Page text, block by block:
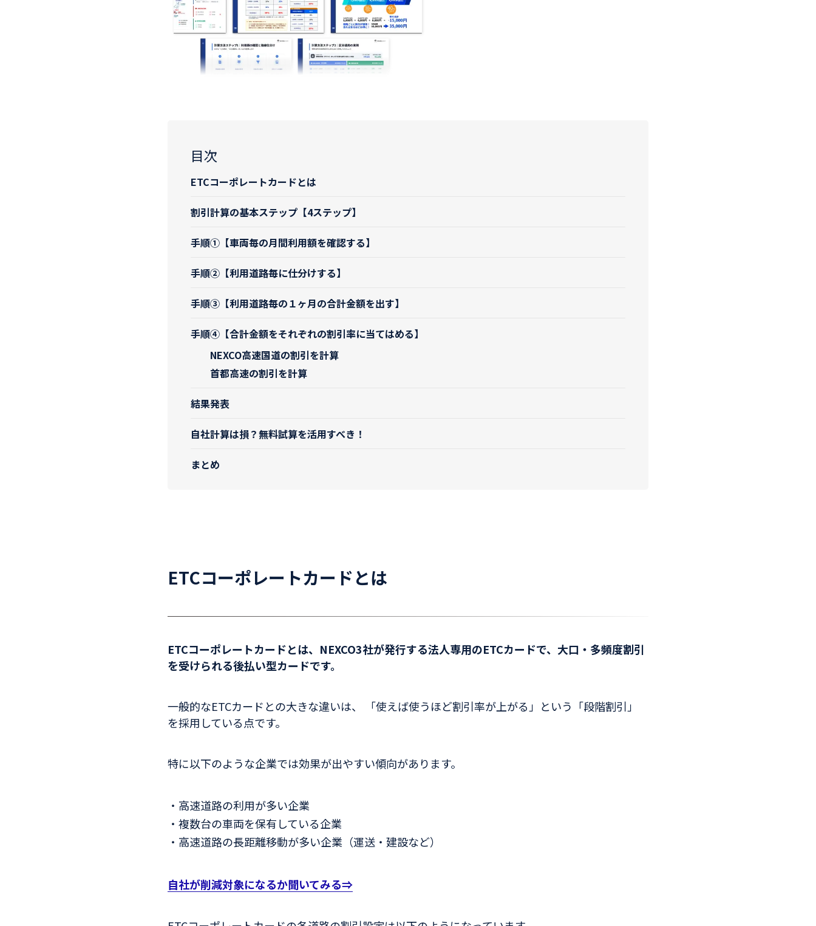
目次
ETCコーポレートカードとは
割引計算の基本ステップ【4ステップ】
手順①【車両毎の月間利用額を確認する】
手順②【利用道路毎に仕分けする】
手順③【利用道路毎の１ヶ月の合計金額を出す】
手順④【合計金額をそれぞれの割引率に当てはめる】
NEXCO高速国道の割引を計算
首都高速の割引を計算
結果発表
自社計算は損？無料試算を活用すべき！
まとめ
ETCコーポレートカードとは
ETCコーポレートカードとは、NEXCO3社が発行する法人専用のETCカードで、大口・多頻度割引
を受けられる後払い型カードです。
一般的なETCカードとの大きな違いは、 「使えば使うほど割引率が上がる」という「段階割引」
を採用している点です。
特に以下のような企業では効果が出やすい傾向があります。
・高速道路の利用が多い企業
・複数台の車両を保有している企業
・高速道路の長距離移動が多い企業（運送・建設など）
自社が削減対象になるか聞いてみる⇒